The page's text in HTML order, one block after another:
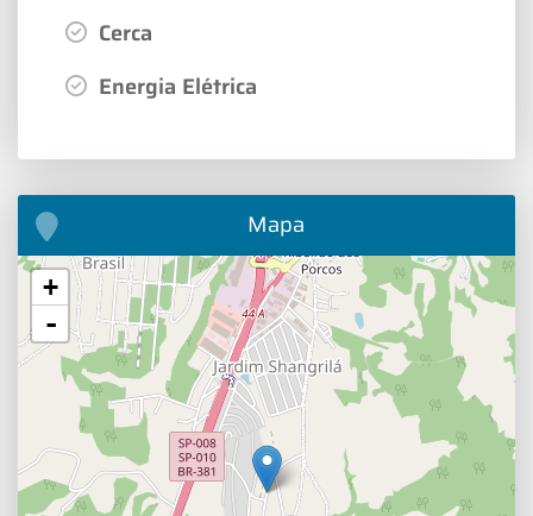
Cerca
Energia Elétrica
Mapa
+
-